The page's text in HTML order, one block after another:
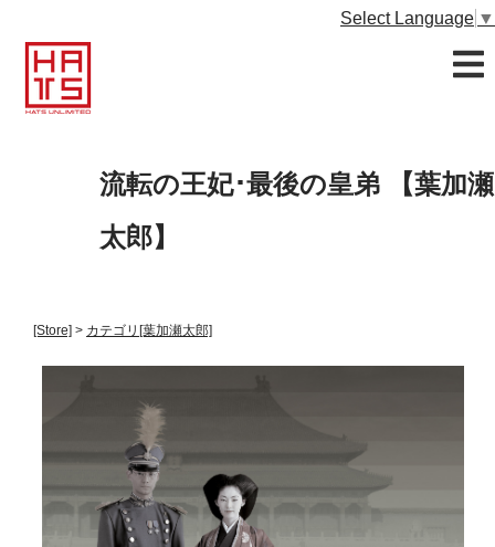
Select Language ▼
流転の王妃･最後の皇弟 【葉加瀬
太郎】
[Store] > カテゴリ [葉加瀬太郎]